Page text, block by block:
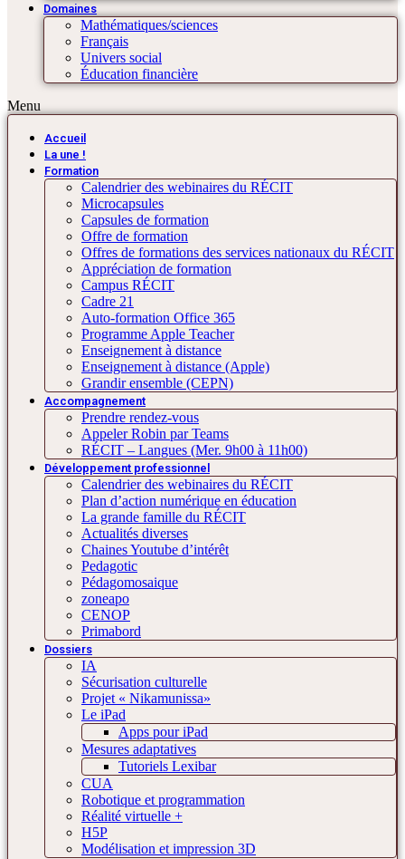
Domaines
Mathématiques/sciences
Français
Univers social
Éducation financière
Menu
Accueil
La une !
Formation
Calendrier des webinaires du RÉCIT
Microcapsules
Capsules de formation
Offre de formation
Offres de formations des services nationaux du RÉCIT
Appréciation de formation
Campus RÉCIT
Cadre 21
Auto-formation Office 365
Programme Apple Teacher
Enseignement à distance
Enseignement à distance (Apple)
Grandir ensemble (CEPN)
Accompagnement
Prendre rendez-vous
Appeler Robin par Teams
RÉCIT – Langues (Mer. 9h00 à 11h00)
Développement professionnel
Calendrier des webinaires du RÉCIT
Plan d’action numérique en éducation
La grande famille du RÉCIT
Actualités diverses
Chaines Youtube d’intérêt
Pedagotic
Pédagomosaique
zoneapo
CENOP
Primabord
Dossiers
IA
Sécurisation culturelle
Projet « Nikamunissa»
Le iPad
Apps pour iPad
Mesures adaptatives
Tutoriels Lexibar
CUA
Robotique et programmation
Réalité virtuelle +
H5P
Modélisation et impression 3D